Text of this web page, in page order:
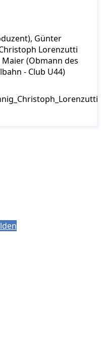
Günter
Lorenzutti
(Obmann des
- Club U44)